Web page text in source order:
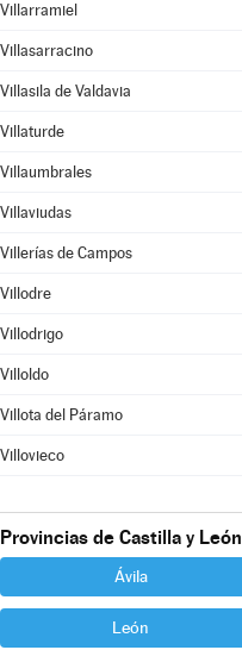
Villarramiel
Villasarracino
Villasila de Valdavia
Villaturde
Villaumbrales
Villaviudas
Villerías de Campos
Villodre
Villodrigo
Villoldo
Villota del Páramo
Villovieco
Provincias de Castilla y León
Ávila
León